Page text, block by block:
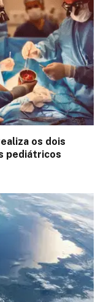
os dois
pediátricos